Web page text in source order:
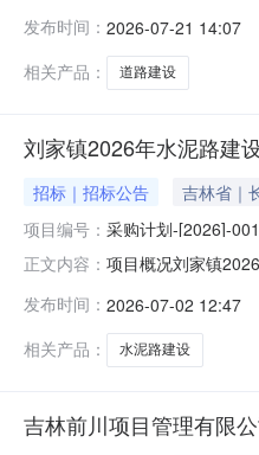
标工作已结束，现
称及编
发布时间： 2026-07-21 14:07
相关产品：
道路建设
刘家镇2026年水泥路建
招标｜招标公告 吉林省｜
项目编号： 采购计划-[2026]-
正文内容： 项目概况刘家镇
购方式：竞争性磋
发布时间： 2026-07-02 12:47
相关产品：
水泥路建设
吉林前川项目管理有限